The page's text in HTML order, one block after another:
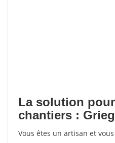
La solution
chantiers :
Vous êtes un artisan et